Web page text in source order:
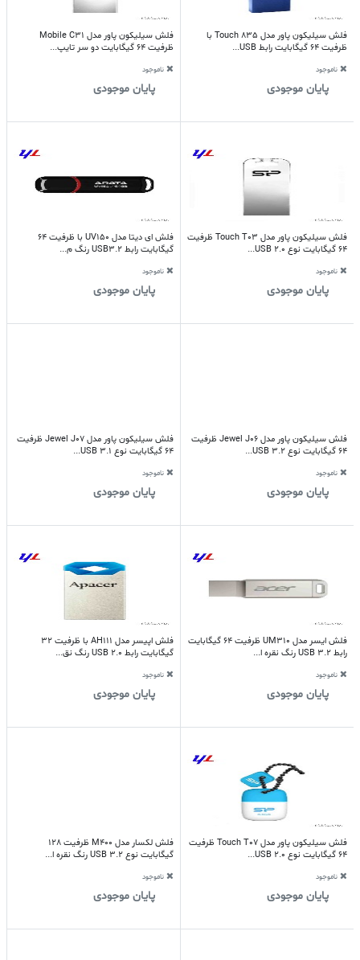
فلش سیلیکون پاور مدل Touch 835 با
ظرفیت 64 گیگابایت رابط USB...
ناموجود
پایان موجودی
فلش سیلیکون پاور مدل Mobile C31
ظرفیت 64 گیگابایت دو سر تایپ...
ناموجود
پایان موجودی
فلش سیلیکون پاور مدل Touch T03 ظرفیت
64 گیگابایت نوع USB 2.0...
ناموجود
پایان موجودی
فلش ای دیتا مدل UV150 با ظرفیت 64
گیگابایت رابط USB3.2 رنگ م...
ناموجود
پایان موجودی
فلش سیلیکون پاور مدل Jewel J06 ظرفیت
64 گیگابایت نوع USB 3.2...
ناموجود
پایان موجودی
فلش سیلیکون پاور مدل Jewel J07 ظرفیت
64 گیگابایت نوع USB 3.1...
ناموجود
پایان موجودی
فلش ایسر مدل UM310 ظرفیت 64 گیگابایت
رابط USB 3.2 رنگ نقره ا...
ناموجود
پایان موجودی
فلش اپیسر مدل AH111 با ظرفیت 32
گیگابایت رابط USB 2.0 رنگ نق...
ناموجود
پایان موجودی
فلش سیلیکون پاور مدل Touch T07 ظرفیت
64 گیگابایت نوع USB 2.0...
ناموجود
پایان موجودی
فلش لکسار مدل M400 ظرفیت 128
گیگابایت نوع USB 3.2 رنگ نقره ا...
ناموجود
پایان موجودی